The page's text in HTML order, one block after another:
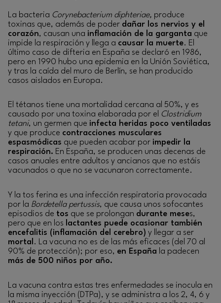
La bacteria Corynebacterium diphteriae, produce
toxinas que, además de poder dañar los nervios y el
corazón, causan una inflamación de la garganta que
impide la respiración y llega a causar la muerte. El
último caso de difteria en España se declaró en 1986,
pero en 1990 hubo una epidemia en la Unión Soviética,
y tras la caída del muro de Berlín, se han producido
casos aislados en Europa.
El tétanos tiene una mortalidad cercana al 50%, y es
causado por una toxina elaborada por el Clostridium
tetani, un germen que infecta heridas poco ventiladas
y que produce contracciones musculares
espasmódicas que pueden acabar por impedir la
respiración. En España, se producen unas decenas de
casos anuales entre adultos y ancianos que no estáis
vacunados o que no se vacunaron correctamente.
Y la tos ferina es una infección respiratoria provocada
por la Bordetella pertussis, que causa unos sofocantes
episodios de tos que se prolongan durante meses,
pero que en los lactantes puede ocasionar también
encefalitis (inflamación del cerebro) y llegar a ser
mortal . La vacuna no es de las más eficaces (del 70 al
90% de protección); por eso, en España la padecen
más de 500 niños por año.
La vacuna contra estas tres enfermedades se inocula en
la misma inyección (DTPa), y se administra a los 2, 4, 6 y